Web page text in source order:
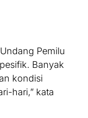
Pemilu
Banyak
kondisi
hari,” kata